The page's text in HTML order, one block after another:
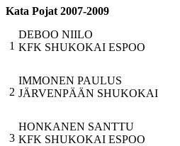
Kata Pojat 2007-2009
1
DEBOO NIILO
KFK SHUKOKAI ESPOO
2
IMMONEN PAULUS
JÄRVENPÄÄN SHUKOKAI
3
HONKANEN SANTTU
KFK SHUKOKAI ESPOO